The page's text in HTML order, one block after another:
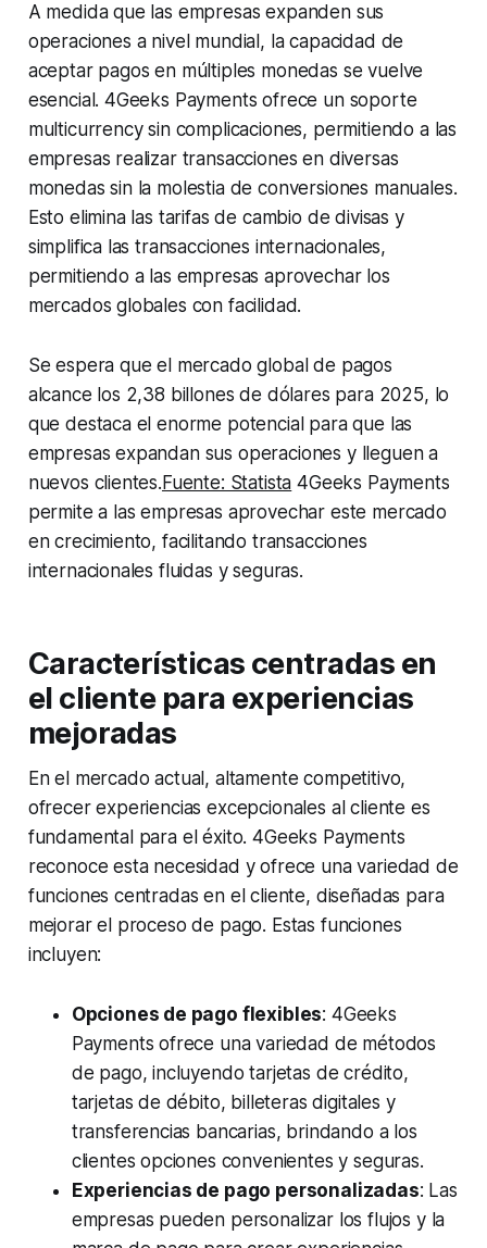
A medida que las empresas expanden sus
operaciones a nivel mundial, la capacidad de
aceptar pagos en múltiples monedas se vuelve
esencial. 4Geeks Payments ofrece un soporte
multicurrency sin complicaciones, permitiendo a las
empresas realizar transacciones en diversas
monedas sin la molestia de conversiones manuales.
Esto elimina las tarifas de cambio de divisas y
simplifica las transacciones internacionales,
permitiendo a las empresas aprovechar los
mercados globales con facilidad.
Se espera que el mercado global de pagos
alcance los 2,38 billones de dólares para 2025, lo
que destaca el enorme potencial para que las
empresas expandan sus operaciones y lleguen a
nuevos clientes. Fuente: Statista 4Geeks Payments
permite a las empresas aprovechar este mercado
en crecimiento, facilitando transacciones
internacionales fluidas y seguras.
Características centradas en
el cliente para experiencias
mejoradas
En el mercado actual, altamente competitivo,
ofrecer experiencias excepcionales al cliente es
fundamental para el éxito. 4Geeks Payments
reconoce esta necesidad y ofrece una variedad de
funciones centradas en el cliente, diseñadas para
mejorar el proceso de pago. Estas funciones
incluyen:
Opciones de pago flexibles: 4Geeks
Payments ofrece una variedad de métodos
de pago, incluyendo tarjetas de crédito,
tarjetas de débito, billeteras digitales y
transferencias bancarias, brindando a los
clientes opciones convenientes y seguras.
Experiencias de pago personalizadas: Las
empresas pueden personalizar los flujos y la